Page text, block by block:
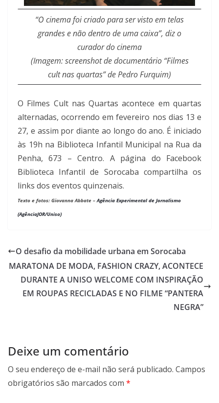
“O cinema foi criado para ser visto em telas
grandes e não dentro de uma caixa”, diz o
curador do cinema
(Imagem: screenshot de documentário “Filmes
cult nas quartas” de Pedro Furquim)
O Filmes Cult nas Quartas acontece em quartas
alternadas, ocorrendo em fevereiro nos dias 13 e
27, e assim por diante ao longo do ano. É iniciado
às 19h na Biblioteca Infantil Municipal na Rua da
Penha, 673 – Centro. A página do Facebook
Biblioteca Infantil de Sorocaba compartilha os
links dos eventos quinzenais.
Texto e fotos: Giovanna Abbate –Agência Experimental de Jornalismo
(AgênciaJOR/Uniso)
O desafio da mobilidade urbana em Sorocaba
MARATONA DE MODA, FASHION CRAZY, ACONTECE
DURANTE A UNISO WELCOME COM INSPIRAÇÃO
EM ROUPAS RECICLADAS E NO FILME “PANTERA
NEGRA”
Deixe um comentário
O seu endereço de e-mail não será publicado. Campos
obrigatórios são marcados com *